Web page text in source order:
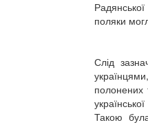
поляки
Слід
полонених
Такою